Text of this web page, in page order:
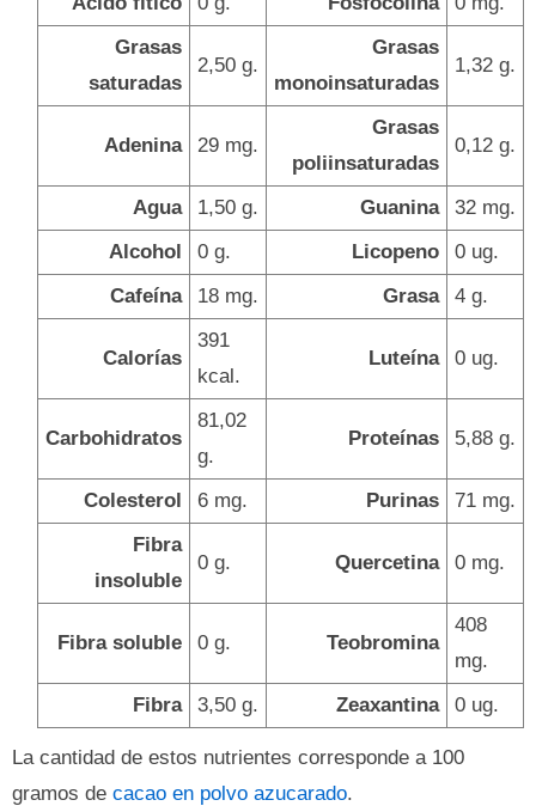
Grasas
saturadas
2,50 g.
Grasas
monoinsaturadas
1,32 g.
Adenina 29 mg.
Grasas
poliinsaturadas
0,12 g.
Agua 1,50 g. Guanina
32 mg.
Alcohol
0 g. Licopeno
0 ug.
Cafeína
18 mg. Grasa 4 g.
Calorías
391
kcal.
Luteína 0 ug.
Carbohidratos
81,02
g.
Proteínas 5,88 g.
Colesterol 6 mg. Purinas
71 mg.
Fibra
insoluble
0 g. Quercetina 0 mg.
Fibra soluble 0 g. Teobromina
408
mg.
Fibra
3,50 g. Zeaxantina 0 ug.
La cantidad de estos nutrientes corresponde a 100
gramos de cacao en polvo azucarado.